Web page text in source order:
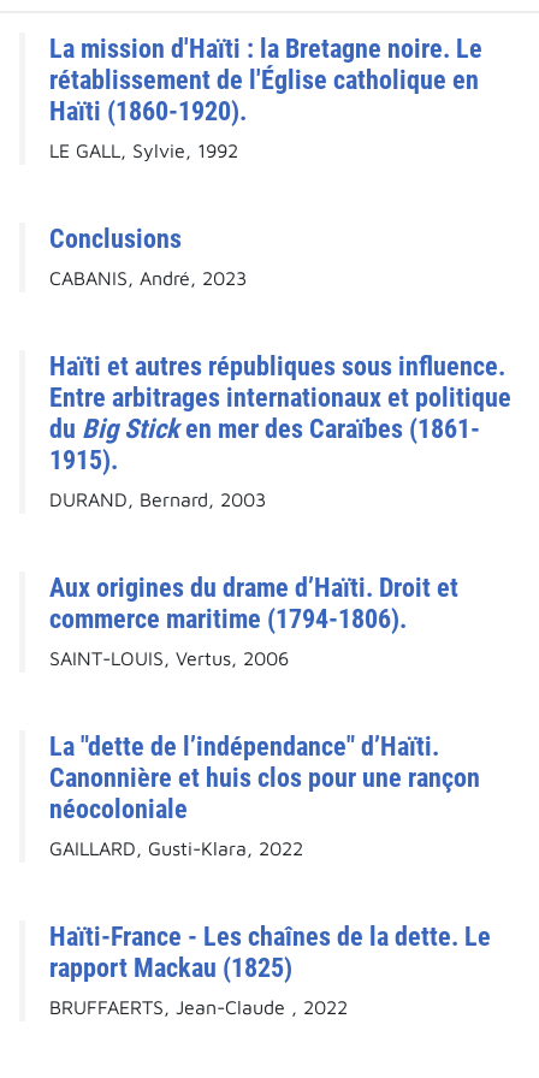
La mission d'Haïti : la Bretagne noire. Le
rétablissement de l'Église catholique en
Haïti (1860-1920).
LE GALL, Sylvie, 1992
Conclusions
CABANIS, André, 2023
Haïti et autres républiques sous influence.
Entre arbitrages internationaux et politique
du Big Sticken mer des Caraïbes (1861-
1915).
DURAND, Bernard, 2003
Aux origines du drame d’Haïti. Droit et
commerce maritime (1794-1806).
SAINT-LOUIS, Vertus, 2006
La "dette de l’indépendance" d’Haïti.
Canonnière et huis clos pour une rançon
néocoloniale
GAILLARD, Gusti-Klara, 2022
Haïti-France - Les chaînes de la dette. Le
rapport Mackau (1825)
BRUFFAERTS, Jean-Claude , 2022